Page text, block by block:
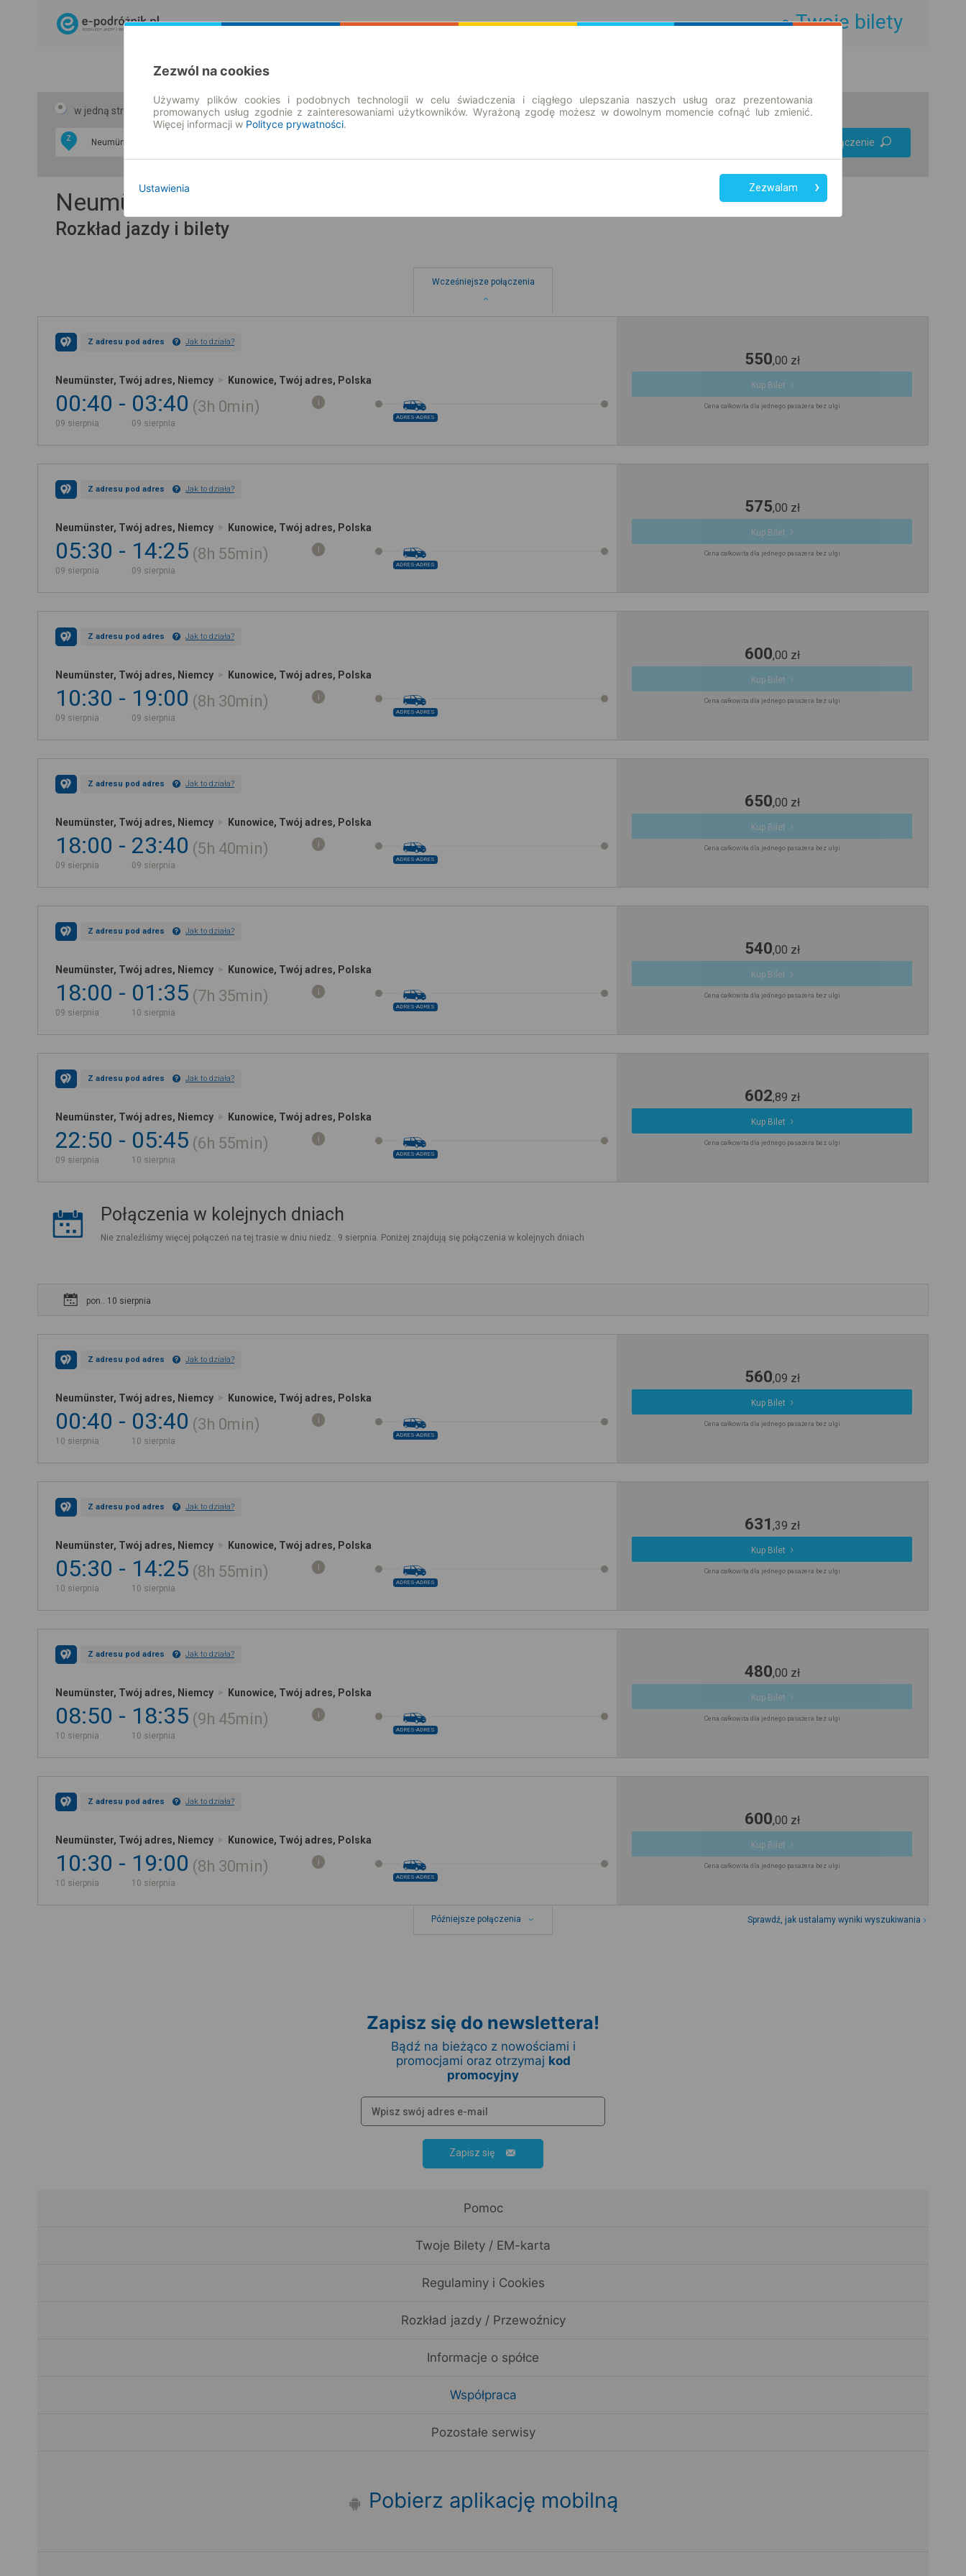
Twoje bilety
w jedną stronę w obie strony
Z Znajdź połączenie
Neumünster → Kunowice
Rozkład jazdy i bilety
Wcześniejsze połączenia
Z adresu pod adres Jak to działa?
Neumünster, Twój adres, Niemcy Kunowice, Twój adres, Polska
00:40
09 sierpnia
03:40
09 sierpnia
3h 0min
ADRES-ADRES
550,00 zł
Kup Bilet
Cena całkowita dla jednego pasażera bez ulgi
Z adresu pod adres Jak to działa?
Neumünster, Twój adres, Niemcy Kunowice, Twój adres, Polska
05:30
09 sierpnia
14:25
09 sierpnia
8h 55min
ADRES-ADRES
575,00 zł
Kup Bilet
Cena całkowita dla jednego pasażera bez ulgi
Z adresu pod adres Jak to działa?
Neumünster, Twój adres, Niemcy Kunowice, Twój adres, Polska
10:30
09 sierpnia
19:00
09 sierpnia
8h 30min
ADRES-ADRES
600,00 zł
Kup Bilet
Cena całkowita dla jednego pasażera bez ulgi
Z adresu pod adres Jak to działa?
Neumünster, Twój adres, Niemcy Kunowice, Twój adres, Polska
18:00
09 sierpnia
23:40
09 sierpnia
5h 40min
ADRES-ADRES
650,00 zł
Kup Bilet
Cena całkowita dla jednego pasażera bez ulgi
Z adresu pod adres Jak to działa?
Neumünster, Twój adres, Niemcy Kunowice, Twój adres, Polska
18:00
09 sierpnia
01:35
10 sierpnia
7h 35min
ADRES-ADRES
540,00 zł
Kup Bilet
Cena całkowita dla jednego pasażera bez ulgi
Z adresu pod adres Jak to działa?
Neumünster, Twój adres, Niemcy Kunowice, Twój adres, Polska
22:50
09 sierpnia
05:45
10 sierpnia
6h 55min
ADRES-ADRES
602,89 zł
Kup Bilet
Cena całkowita dla jednego pasażera bez ulgi
Połączenia w kolejnych dniach
Nie znaleźliśmy więcej połączeń na tej trasie w dniu niedz.. 9 sierpnia. Poniżej znajdują się połączenia w kolejnych dniach
pon.. 10 sierpnia
Z adresu pod adres Jak to działa?
Neumünster, Twój adres, Niemcy Kunowice, Twój adres, Polska
00:40
10 sierpnia
03:40
10 sierpnia
3h 0min
ADRES-ADRES
560,09 zł
Kup Bilet
Cena całkowita dla jednego pasażera bez ulgi
Z adresu pod adres Jak to działa?
Neumünster, Twój adres, Niemcy Kunowice, Twój adres, Polska
05:30
10 sierpnia
14:25
10 sierpnia
8h 55min
ADRES-ADRES
631 ,39 zł
Kup Bilet
Cena całkowita dla jednego pasażera bez ulgi
Z adresu pod adres Jak to działa?
Neumünster, Twój adres, Niemcy Kunowice, Twój adres, Polska
08:50
10 sierpnia
18:35
10 sierpnia
9h 45min
ADRES-ADRES
480,00 zł
Kup Bilet
Cena całkowita dla jednego pasażera bez ulgi
Z adresu pod adres Jak to działa?
Neumünster, Twój adres, Niemcy Kunowice, Twój adres, Polska
10:30
10 sierpnia
19:00
10 sierpnia
8h 30min
ADRES-ADRES
600,00 zł
Kup Bilet
Cena całkowita dla jednego pasażera bez ulgi
Późniejsze połączenia Sprawdź, jak ustalamy wyniki wyszukiwania
Zapisz się do newslettera!
Bądź na bieżąco z nowościami i
promocjami oraz otrzymaj kod
promocyjny
Zapisz się
Pomoc
Twoje Bilety / EM-karta
Regulaminy i Cookies
Rozkład jazdy / Przewoźnicy
Informacje o spółce
Współpraca
Pozostałe serwisy
Pobierz aplikację mobilną
Zezwól na cookies
Używamy plików cookies i podobnych technologii w celu świadczenia i ciągłego ulepszania naszych usług oraz prezentowania
promowanych usług zgodnie z zainteresowaniami użytkowników. Wyrażoną zgodę możesz w dowolnym momencie cofnąć lub zmienić.
Więcej informacji w Polityce prywatności.
Ustawienia Zezwalam